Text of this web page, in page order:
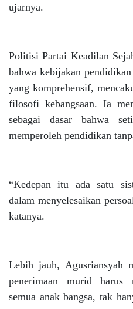
ujarnya.
Politisi Partai Keadilan
bahwa kebijakan
yang komprehensif,
filosofi kebangsaan. Ia
sebagai dasar bahwa
memperoleh pendidikan
“Kedepan itu ada satu
dalam menyelesaikan
katanya.
Lebih jauh, Agusriansyah
penerimaan murid harus
semua anak bangsa, tak